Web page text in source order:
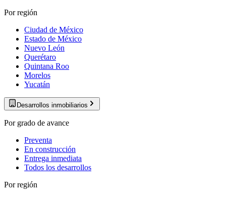
Por región
Ciudad de México
Estado de México
Nuevo León
Querétaro
Quintana Roo
Morelos
Yucatán
Desarrollos inmobiliarios
Por grado de avance
Preventa
En construcción
Entrega inmediata
Todos los desarrollos
Por región